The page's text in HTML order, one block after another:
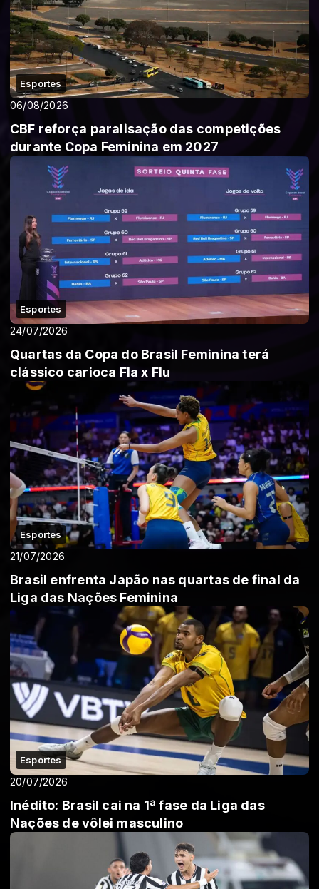
Esportes
06/08/2026
CBF reforça paralisação das competições
durante Copa Feminina em 2027
Esportes
24/07/2026
Quartas da Copa do Brasil Feminina terá
clássico carioca Fla x Flu
Esportes
21/07/2026
Brasil enfrenta Japão nas quartas de final da
Liga das Nações Feminina
Esportes
20/07/2026
Inédito: Brasil cai na 1ª fase da Liga das
Nações de vôlei masculino